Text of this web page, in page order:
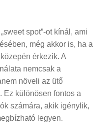
spot”-ot kínál, ami
még akkor is, ha a
érkezik. A
nemcsak a
növeli az ütő
Ez különösen fontos a
számára, akik igénylik,
legyen.